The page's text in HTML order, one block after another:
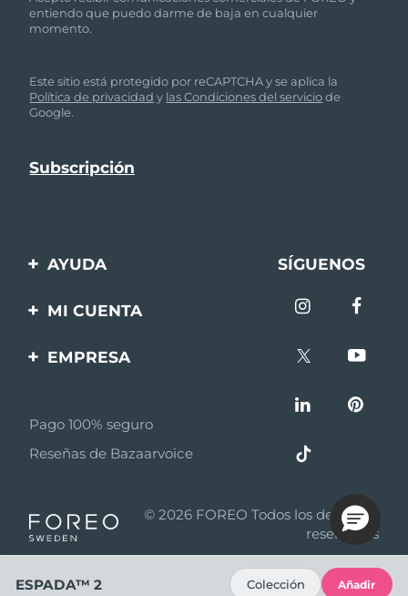
entiendo que puedo darme de baja en cualquier
momento.
Este sitio está protegido por reCAPTCHA y se aplica la
Política de privacidad y las Condiciones del serviciode
Google.
AYUDA
Contáctanos
batería
SÍGUENOS
MI CUENTA
Registro de productos
EMPRESA
Afiliados
Noticias de afiliados
Asociados
Pago 100% seguro
Reseñas de Bazaarvoice
© 2026 FOREO Todos los derechos
reservados
ESPADA™ 2 Colección Añadir